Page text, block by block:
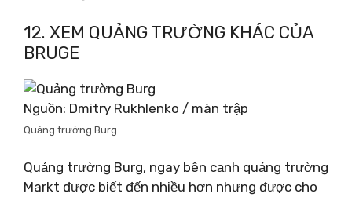
12. XEM QUẢNG TRƯỜNG KHÁC CỦA
BRUGE
Nguồn: Dmitry Rukhlenko / màn trập
Quảng trường Burg
Quảng trường Burg, ngay bên cạnh quảng trường
Markt được biết đến nhiều hơn nhưng được cho